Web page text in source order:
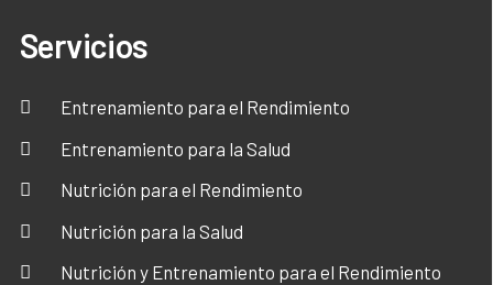
Servicios
Entrenamiento para el Rendimiento
Entrenamiento para la Salud
Nutrición para el Rendimiento
Nutrición para la Salud
Nutrición y Entrenamiento para el Rendimiento